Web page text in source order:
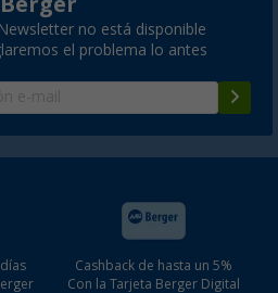
no está disponible
el problema lo antes
Cashback de hasta un 5%
Con la Tarjeta Berger Digital